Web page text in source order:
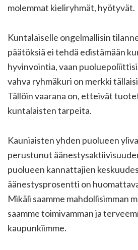
molemmat kieliryhmät, hyötyvät.
Kuntalaiselle ongelmallisin
päätöksiä ei tehdä edistämään
hyvinvointia, vaan
vahva ryhmäkuri on merkki
Tällöin vaarana on, etteivät
kuntalaisten tarpeita.
Kauniaisten yhden puolueen
perustunut
puolueen kannattajien
äänestysprosentti on
Mikäli saamme mahdollisimman
saamme toimivamman ja
kaupunkiimme.